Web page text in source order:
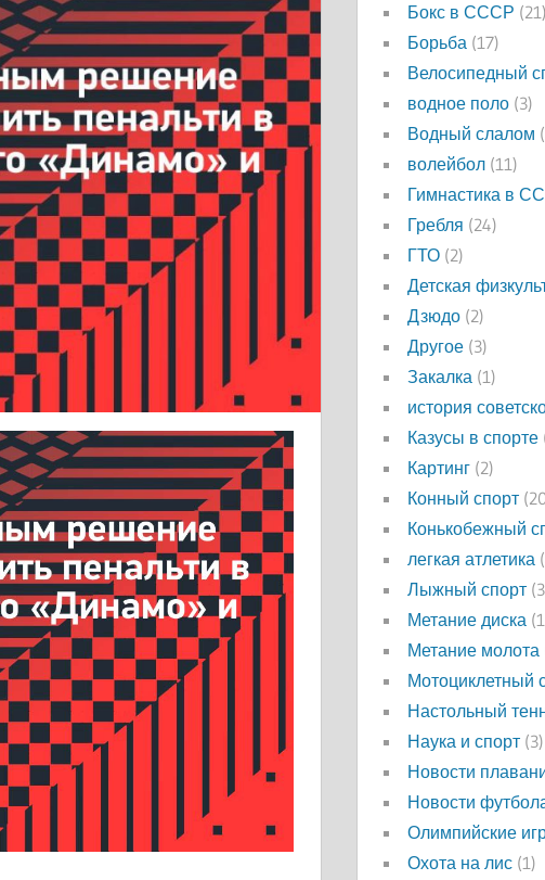
Бокс в СССР (21)
Борьба (17)
Велосипедный
водное поло (3)
Водный слалом
волейбол (11)
Гимнастика в
Гребля (24)
ГТО (2)
Детская
Дзюдо (2)
Другое (3)
Закалка (1)
история
Казусы в спорте
Картинг (2)
Конный спорт
Конькобежный
легкая атлетика
Лыжный спорт
Метание диска
Метание молота
Мотоциклетный
Настольный
Наука и спорт (3)
Новости
Новости
Олимпийские
Охота на лис (1)